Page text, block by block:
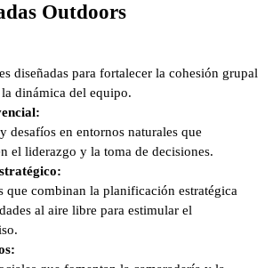
Outdoors
diseñadas para fortalecer la cohesión grupal
dinámica del equipo.
desafíos en entornos naturales que
el liderazgo y la toma de decisiones.
que combinan la planificación estratégica
al aire libre para estimular el